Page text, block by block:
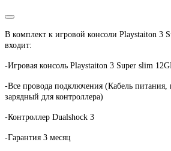
В комплект к игровой консоли Playstaiton 3
входит:
-Игровая консоль Playstaiton 3 Super slim
-Все провода подключения (Кабель питания,
зарядный для контроллера)
-Контроллер Dualshock 3
-Гарантия 3 месяц